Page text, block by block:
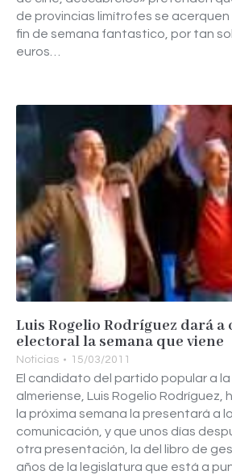
de provincias limítrofes se
fin de semana fantastico, por tan
euros…
Luis Rogelio Rodríguez dará
electoral la semana que viene
Noticias 15/03/2011
El candidato del partido popular a
almeriense, Luis Rogelio Rodríguez,
la próxima semana la presentará a
comunicación, y que unos días
otra presentación, la del libro de
años de la legislatura que está a